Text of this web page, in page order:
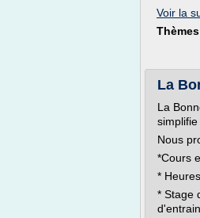
Voir la
La
La
simplifie
Nous
*Cours
*
* Stage